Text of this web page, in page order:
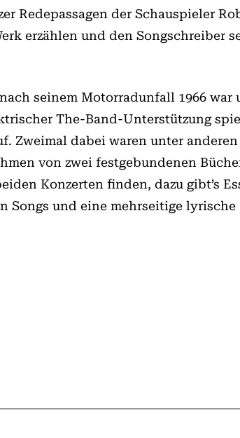
Redepassagen der Schauspieler
erzählen und den Songschreiber
seinem Motorradunfall 1966 war
The-Band-Unterstützung
Zweimal dabei waren unter anderen
von zwei festgebundenen
Konzerten finden, dazu gibt’s
Songs und eine mehrseitige lyrische